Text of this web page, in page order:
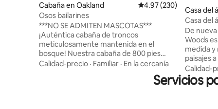
Cabaña en Oakland Calificación promedio:
4.97 (230)
Osos bailarines
***NO SE ADMITEN MASCOTAS***
¡Auténtica cabaña de troncos
meticulosamente mantenida en el
bosque! Nuestra cabaña de 800 pies
cuadrados tiene dos dormitorios, un
loft (cama tamaño queen, dos catres,
Calidad-precio · Familiar · En la cercanía
Casa del
Casa del
De
Woods
medida
paisajes
Lake y
ningún
que
Calidad-
Servicios